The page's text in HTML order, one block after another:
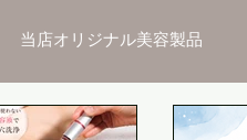
当店オリジナル美容製品
メニュー パラボラ痩身法